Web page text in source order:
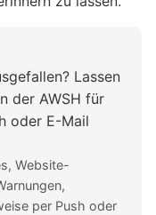
Lassen
der AWSH für
oder E-Mail
Website-
per Push oder